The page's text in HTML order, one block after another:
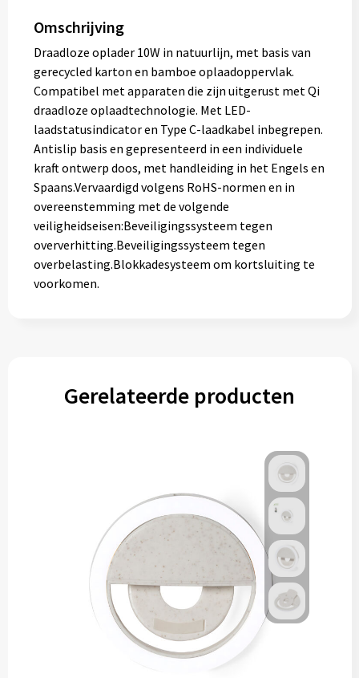
Omschrijving
Draadloze oplader 10W in natuurlijn, met basis van
gerecycled karton en bamboe oplaadoppervlak.
Compatibel met apparaten die zijn uitgerust met Qi
draadloze oplaadtechnologie. Met LED-
laadstatusindicator en Type C-laadkabel inbegrepen.
Antislip basis en gepresenteerd in een individuele
kraft ontwerp doos, met handleiding in het Engels en
Spaans.Vervaardigd volgens RoHS-normen en in
overeenstemming met de volgende
veiligheidseisen:Beveiligingssysteem tegen
oververhitting.Beveiligingssysteem tegen
overbelasting.Blokkadesysteem om kortsluiting te
voorkomen.
Gerelateerde producten